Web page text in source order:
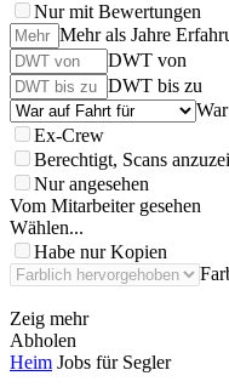
Nur mit Bewertungen
Mehr als Jahre
DWT von
DWT bis zu
Ex-Crew
Berechtigt, Scans
Nur angesehen
Vom Mitarbeiter gesehen
Wählen...
Habe nur Kopien
Zeig mehr
Abholen
Heim Jobs für Segler